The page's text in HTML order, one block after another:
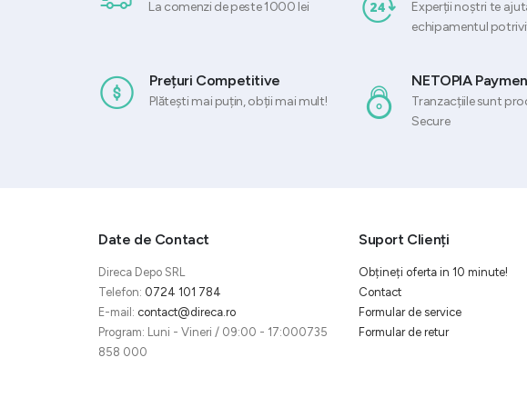
La comenzi de peste 1000 lei
Experții noștri te
echipamentul
Prețuri Competitive
Plătești mai puțin, obții mai mult!
NETOPIA
Tranzacțiile sunt
Secure
Date de Contact
Direca Depo SRL
Telefon: 0724 101 784
E-mail: contact@direca.ro
Program: Luni - Vineri / 09:00 - 17:000735
858 000
Suport Clienți
Obțineți oferta in 10 minute!
Contact
Formular de service
Formular de retur